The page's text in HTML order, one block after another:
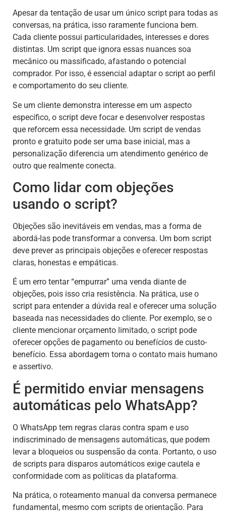
Apesar da tentação de usar um único script para todas as
conversas, na prática, isso raramente funciona bem.
Cada cliente possui particularidades, interesses e dores
distintas. Um script que ignora essas nuances soa
mecânico ou massificado, afastando o potencial
comprador. Por isso, é essencial adaptar o script ao perfil
e comportamento do seu cliente.
Se um cliente demonstra interesse em um aspecto
específico, o script deve focar e desenvolver respostas
que reforcem essa necessidade. Um script de vendas
pronto e gratuito pode ser uma base inicial, mas a
personalização diferencia um atendimento genérico de
outro que realmente conecta.
Como lidar com objeções
usando o script?
Objeções são inevitáveis em vendas, mas a forma de
abordá-las pode transformar a conversa. Um bom script
deve prever as principais objeções e oferecer respostas
claras, honestas e empáticas.
É um erro tentar “empurrar” uma venda diante de
objeções, pois isso cria resistência. Na prática, use o
script para entender a dúvida real e oferecer uma solução
baseada nas necessidades do cliente. Por exemplo, se o
cliente mencionar orçamento limitado, o script pode
oferecer opções de pagamento ou benefícios de custo-
benefício. Essa abordagem torna o contato mais humano
e assertivo.
É permitido enviar mensagens
automáticas pelo WhatsApp?
O WhatsApp tem regras claras contra spam e uso
indiscriminado de mensagens automáticas, que podem
levar a bloqueios ou suspensão da conta. Portanto, o uso
de scripts para disparos automáticos exige cautela e
conformidade com as políticas da plataforma.
Na prática, o roteamento manual da conversa permanece
fundamental, mesmo com scripts de orientação. Para